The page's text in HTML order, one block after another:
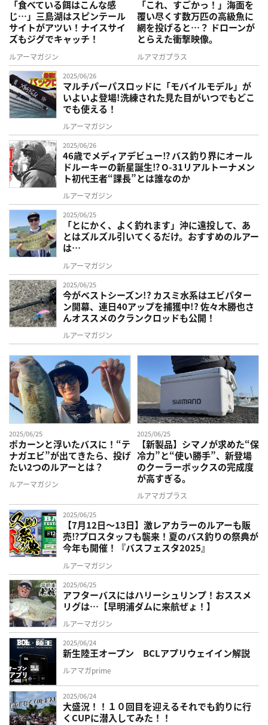
「食べている餌はこんな感
じ…」三島湖はスピンテール
サイトがアツい！ナイスサイ
ズもジグでキャッチ！
ルアーマガジン
「これ、すごかっ！」海面を
覆い尽くす数万匹の高級魚に
網を投げると…？ ドローンが
とらえた衝撃映像。
ルアマガプラス
2025/06/26
マルチパーパスロッドに「モバイルモデル」が
いよいよ登場!洗練された見た目がいつでもどこ
でも使える！
ルアーマガジン
2025/06/26
46歳でメディアデビュー⁉ バス釣り界にオール
ドルーキーの新星誕生⁉ O-31リアルトーナメン
ト初代王者“課長”とは誰なのか
ルアーマガジン
2025/06/25
「とにかく、よく釣れます」沖に遠投して、あ
とはズルズル引いてくるだけ。おすすめのルアー
は…
ルアーマガジン
2025/06/25
今がベストシーズン!? カスミ水系はエビパター
ン開幕、連日40アップを捕獲中!? 佐々木勝也さ
んオススメのクランクロッドも公開！
ルアーマガジン
2025/06/25
ポカーンと浮いたバスに！“テ
ナガエビ”が出てきたら、投げ
たい2つのルアーとは？
ルアーマガジン
2025/06/25
【新製品】シマノが求めた“保
冷力”と“使い勝手”、新登場
のクーラーボックスの完成度
が高すぎる。
ルアマガプラス
2025/06/25
【7月12日～13日】激レアカラーのルアーも販
売⁉プロスタッフも襲来！夏のバス釣りの祭典が
今年も開催！『バスフェスタ2025』
ルアーマガジン
2025/06/25
アフターバスにはハリーシュリンプ！おススメ
リグは…【早明浦ダムに来航ぜょ！】
ルアーマガジン
2025/06/24
新生陸王オープン BCLアプリウェイイン解説
ルアマガprime
2025/06/24
大盛況！！１０回目を迎えるそれでも釣りに行
くCUPに潜入してみた！！